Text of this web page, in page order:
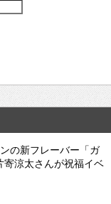
の新フレーバー「ガ
涼太さんが祝福イベ